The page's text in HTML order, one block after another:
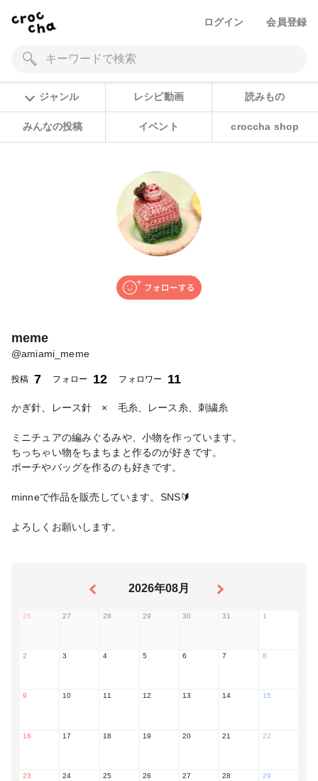
ログイン 会員登録
ジャンル レシピ動画 読みもの
みんなの投稿 イベント croccha shop
meme
@amiami_meme
投稿 7 フォロー 12 フォロワー 11
かぎ針、レース針 × 毛糸、レース糸、刺繍糸
ミニチュアの編みぐるみや、小物を作っています。
ちっちゃい物をちまちまと作るのが好きです。
ポーチやバッグを作るのも好きです。
minneで作品を販売しています。SNS🔰
よろしくお願いします。
2026年08月
26 27 28 29 30 31 1
2 3 4 5 6 7 8
9 10 11 12 13 14 15
16 17 18 19 20 21 22
23 24 25 26 27 28 29